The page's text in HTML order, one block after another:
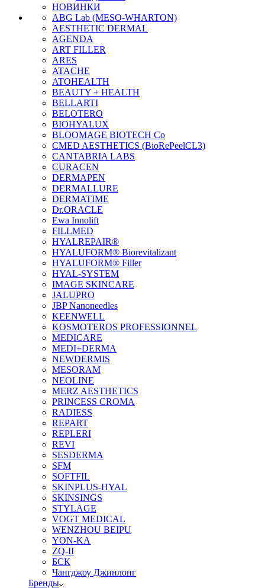
НОВИНКИ
ABG Lab (MESO-WHARTON)
AESTHETIC DERMAL
AGENDA
ART FILLER
ARES
ATACHE
ATOHEALTH
BEAUTY + HEALTH
BELLARTI
BELOTERO
BIOHYALUX
BLOOMAGE BIOTECH Co
CMED AESTHETICS (BioRePeelCL3)
CANTABRIA LABS
CURACEN
DERMAPEN
DERMALLURE
DERMATIME
Dr.ORACLE
Ewa Innolift
FILLMED
НYALREPAIR®
HYALUFORM® Biorevitalizant
HYALUFORM® Filler
HYAL-SYSTEM
IMAGE SKINCARE
JALUPRO
JBP Nanoneedles
KEENWELL
KOSMOTEROS PROFESSIONNEL
MEDICARE
MEDI+DERMA
NEWDERMIS
MESORAM
NEOLINE
MERZ AESTHETICS
PRINCESS CROMA
RADIESS
REPART
REPLERI
REVI
SESDERMA
SFM
SOFTFIL
SKINPLUS-HYAL
SKINSINGS
STYLAGE
VOGT MEDICAL
WENZHOU BEIPU
YON-KA
ZQ-II
БСК
Чангджоу Джинлонг
Бренды